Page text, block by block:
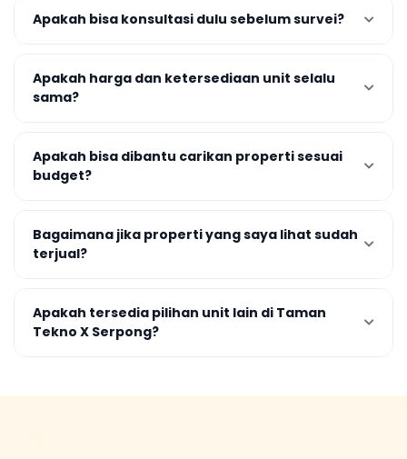
Apakah bisa konsultasi dulu sebelum survei?
Apakah harga dan ketersediaan unit selalu
sama?
Apakah bisa dibantu carikan properti sesuai
budget?
Bagaimana jika properti yang saya lihat sudah
terjual?
Apakah tersedia pilihan unit lain di Taman
Tekno X Serpong?